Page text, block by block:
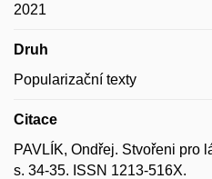
2021
Druh
Popularizační texty
Citace
PAVLÍK, Ondřej. Stvořeni pro
s. 34-35. ISSN 1213-516X.